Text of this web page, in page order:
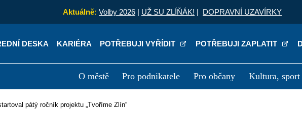
Aktuálně: Volby 2026 | UŽ SU ZLÍŇÁK! | DOPRAVNÍ UZAVÍRKY
DESKA KARIÉRA POTŘEBUJI VYŘÍDIT POTŘEBUJI ZAPLATIT
O městě Pro podnikatele Pro občany Kultura, sport
Úřední deska
pátý ročník projektu „Tvoříme Zlín“